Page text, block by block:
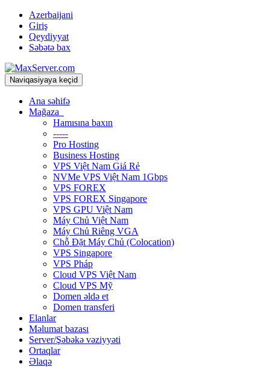
Azerbaijani
Giriş
Qeydiyyat
Səbətə bax
Naviqasiyaya keçid
Ana səhifə
Mağaza
Hamısına baxın
-----
Pro Hosting
Business Hosting
VPS Việt Nam Giá Rẻ
NVMe VPS Việt Nam 1Gbps
VPS FOREX
VPS FOREX Singapore
VPS GPU Việt Nam
Máy Chủ Việt Nam
Máy Chủ Riêng VGA
Chỗ Đặt Máy Chủ (Colocation)
VPS Singapore
VPS Pháp
Cloud VPS Việt Nam
Cloud VPS Mỹ
Domen əldə et
Domen transferi
Elanlar
Məlumat bazası
Server/Şəbəkə vəziyyəti
Ortaqlar
Əlaqə